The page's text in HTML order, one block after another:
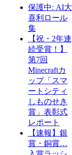
保護中: AI大
喜利ロール
集
【祝・2年連
続受賞！】
第7回
Minecraftカ
ップ「スマ
ートシティ
しものせき
賞」表彰式
レポート
【速報】銀
賞・銅賞…